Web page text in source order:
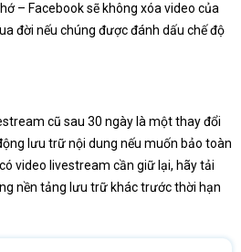
– Facebook sẽ không xóa video của
đời nếu chúng được đánh dấu chế độ
cũ sau 30 ngày là một thay đổi
lưu trữ nội dung nếu muốn bảo toàn
video livestream cần giữ lại, hãy tải
nền tảng lưu trữ khác trước thời hạn